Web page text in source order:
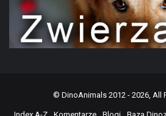
© DinoAnimals2012 - 2026, All